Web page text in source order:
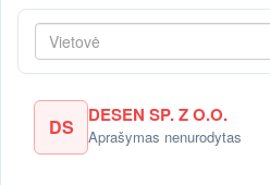
Vietovė
DS DESEN SP. Z O.O.
Aprašymas nenurodytas